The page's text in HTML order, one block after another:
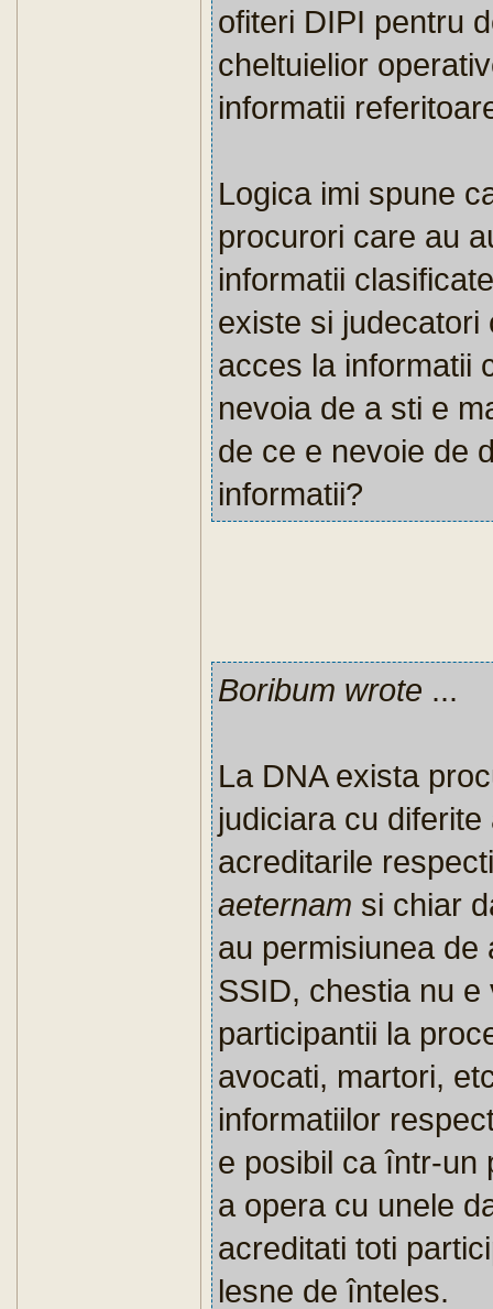
ofiteri DIPI pentru
cheltuielior
informatii
Logica imi spune
procurori care au
informatii
existe si judecatori
acces la informatii
nevoia de a sti e
de ce e nevoie de
informatii?
Boribum wrote ...
La DNA exista
judiciara cu
acreditarile
aeternam si chiar
au permisiunea
SSID, chestia nu
participantii la
avocati, martori,
informatiilor
e posibil ca într-un
a opera cu unele
acreditati toti
lesne de înteles.